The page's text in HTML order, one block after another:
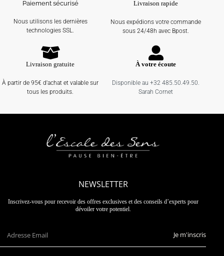
Paiement sécurisé
Nous utilisons les dernières
technologies SSL.
Livraison rapide
Nous expédions votre commande
sous 24/48h avec Bpost.
Livraison gratuite
À partir de 95€ d'achat et valable sur
tous les produits.
À votre écoute
Disponible au +32 485.50.49.50.
Sarah Cornet
NEWSLETTER
Inscrivez-vous pour recevoir des offres exclusives et des conseils d’experts pour
dévoiler votre potentiel.
Je m'inscris